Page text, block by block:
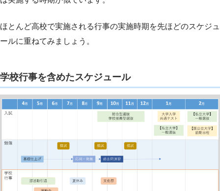
ほとんど高校で実施される行事の実施時期を先ほどのスケジュ
ールに重ねてみましょう。
学校行事を含めたスケジュール